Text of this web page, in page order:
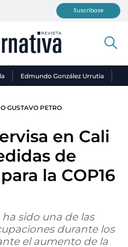
Suscríbase
Edmundo González Urrutia
GUSTAVO PETRO
en Cali
de
la COP16
sido una de las
durante los
el aumento de la